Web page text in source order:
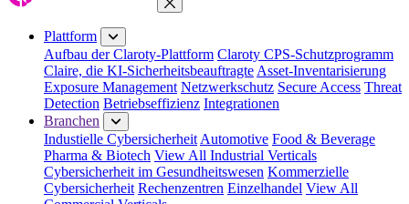
Menü schließen
Plattform
Aufbau der Claroty-Plattform Claroty CPS-Schutzprogramm
Claire, die KI-Sicherheitsbeauftragte Asset-Inventarisierung
Exposure Management Netzwerkschutz Secure Access Threat
Detection Betriebseffizienz Integrationen
Branchen
Industielle Cybersicherheit Automotive Food & Beverage
Pharma & Biotech View All Industrial Verticals
Cybersicherheit im Gesundheitswesen Kommerzielle
Cybersicherheit Rechenzentren Einzelhandel View All